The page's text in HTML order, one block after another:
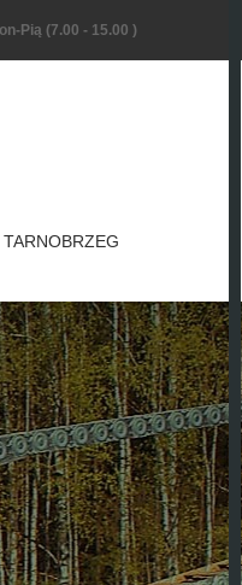
Pią (7.00 - 15.00 )